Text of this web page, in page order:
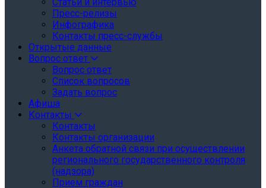
Пресс-релизы
Инфографика
Контакты пресс-службы
Открытые данные
Вопрос ответ
Вопрос ответ
Список вопросов
Задать вопрос
Афиша
Контакты
Контакты
Контакты организации
Анкета обратной связи при осуществлении
регионального государственного контроля
(надзора)
Прием граждан